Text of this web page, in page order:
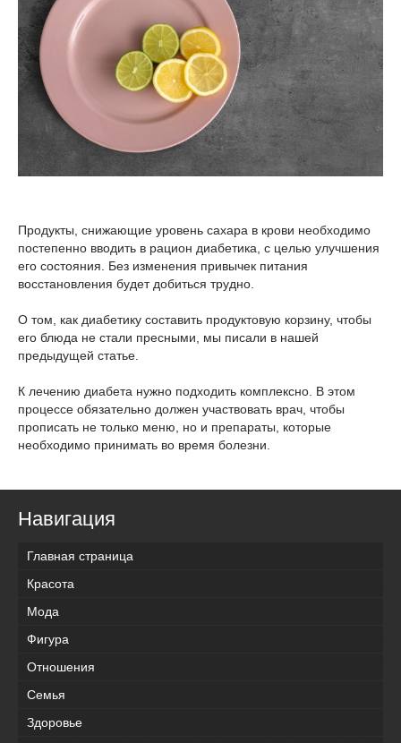
Продукты, снижающие уровень сахара в крови необходимо
постепенно вводить в рацион диабетика, с целью улучшения
его состояния. Без изменения привычек питания
восстановления будет добиться трудно.
О том, как диабетику составить продуктовую корзину, чтобы
его блюда не стали пресными, мы писали в нашей
предыдущей статье.
К лечению диабета нужно подходить комплексно. В этом
процессе обязательно должен участвовать врач, чтобы
прописать не только меню, но и препараты, которые
необходимо принимать во время болезни.
Навигация
Главная страница
Красота
Мода
Фигура
Отношения
Семья
Здоровье